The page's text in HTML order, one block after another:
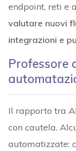
endpoint, reti e
valutare nuovi
integrazioni e
Professore
Il rapporto tra
con cautela.
automatizzate: